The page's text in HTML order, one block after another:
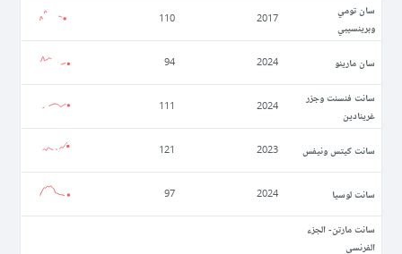
سان تومي
وبرينسيبي
2017
110
سان مارينو 2024
94
سانت فنسنت وجزر
غرينادين
2024
111
سانت كيتس ونيفس 2023
121
سانت لوسيا 2024
97
سانت مارتن- الجزء
الفرنسي